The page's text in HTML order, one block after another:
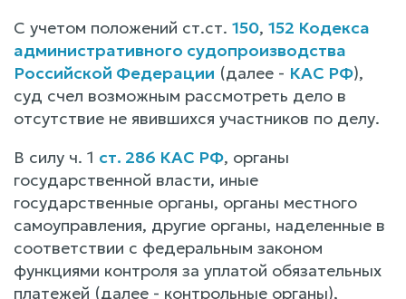
С учетом положений ст.ст. 150, 152 Кодекса
административного судопроизводства
Российской Федерации (далее - КАС РФ),
суд счел возможным рассмотреть дело в
отсутствие не явившихся участников по делу.
В силу ч. 1 ст. 286 КАС РФ, органы
государственной власти, иные
государственные органы, органы местного
самоуправления, другие органы, наделенные в
соответствии с федеральным законом
функциями контроля за уплатой обязательных
платежей (далее - контрольные органы),